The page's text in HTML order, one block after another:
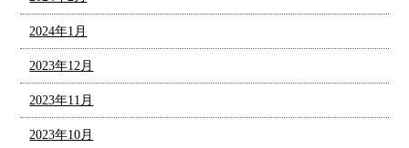
2024年1月
2023年12月
2023年11月
2023年10月